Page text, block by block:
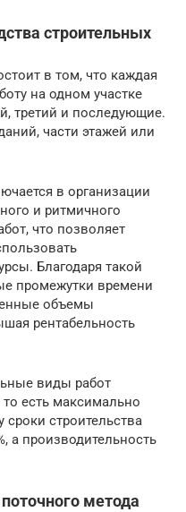
строительных
в том, что каждая
на одном участке
третий и последующие.
части этажей или
в организации
и ритмичного
что позволяет
Благодаря такой
промежутки времени
объемы
рентабельность
виды работ
есть максимально
строительства
а производительность
метода